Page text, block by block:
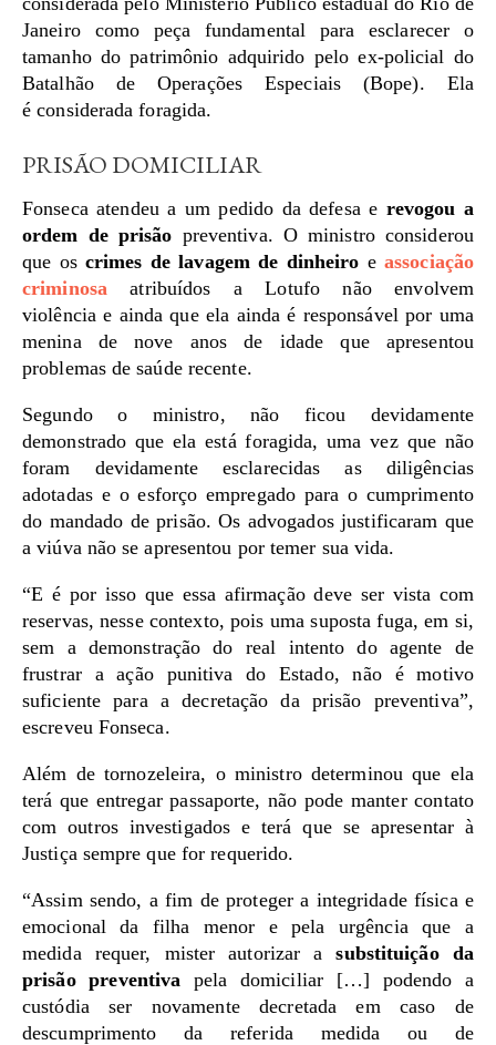
Janeiro como peça fundamental para esclarecer o
tamanho do patrimônio adquirido pelo ex-policial do
Batalhão de Operações Especiais (Bope). Ela
é considerada foragida.
PRISÃO DOMICILIAR
Fonseca atendeu a um pedido da defesa e revogou a
ordem de prisão preventiva. O ministro considerou
que os crimes de lavagem de dinheiro eassociação
criminosa
atribuídos a Lotufo não envolvem
violência e ainda que ela ainda é responsável por uma
menina de nove anos de idade que apresentou
problemas de saúde recente.
Segundo o ministro, não ficou devidamente
demonstrado que ela está foragida, uma vez que não
foram devidamente esclarecidas as diligências
adotadas e o esforço empregado para o cumprimento
do mandado de prisão. Os advogados justificaram que
a viúva não se apresentou por temer sua vida.
“E é por isso que essa afirmação deve ser vista com
reservas, nesse contexto, pois uma suposta fuga, em si,
sem a demonstração do real intento do agente de
frustrar a ação punitiva do Estado, não é motivo
suficiente para a decretação da prisão preventiva”,
escreveu Fonseca.
Além de tornozeleira, o ministro determinou que ela
terá que entregar passaporte, não pode manter contato
com outros investigados e terá que se apresentar à
Justiça sempre que for requerido.
“Assim sendo, a fim de proteger a integridade física e
emocional da filha menor e pela urgência que a
medida requer, mister autorizar asubstituição da
prisão preventiva pela domiciliar […] podendo a
custódia ser novamente decretada em caso de
descumprimento da referida medida ou de